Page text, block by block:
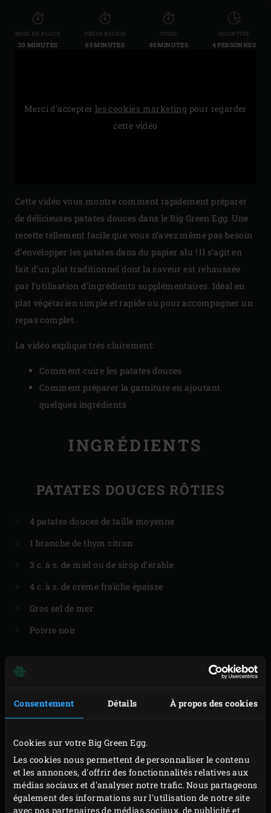
Consentement Détails À propos des cookies
Cookies sur votre Big Green Egg.
Les cookies nous permettent de personnaliser le contenu
et les annonces, d'offrir des fonctionnalités relatives aux
médias sociaux et d'analyser notre trafic. Nous partageons
également des informations sur l'utilisation de notre site
avec nos partenaires de médias sociaux, de publicité et
MISE EN PLACE
20 MINUTES
PRÉPARATION
65 MINUTES
TOTAL
85 MINUTES
QUANTITÉ
4 PERSONNES
Merci d'accepter les cookies marketing pour regarder
cette vidéo
Cette vidéo vous montre comment rapidement préparer
de délicieuses patates douces dans le Big Green Egg. Une
recette tellement facile que vous n’avez même pas besoin
d’envelopper les patates dans du papier alu ! Il s’agit en
fait d’un plat traditionnel dont la saveur est rehaussée
par l’utilisation d’ingrédients supplémentaires. Idéal en
plat végétarien simple et rapide ou pour accompagner un
repas complet.
La vidéo explique très clairement:
Comment cuire les patates douces
Comment préparer la garniture en ajoutant
quelques ingrédients
INGRÉDIENTS
PATATES DOUCES RÔTIES
4 patates douces de taille moyenne
1 branche de thym citron
3 c. à s. de miel ou de sirop d’érable
4 c. à s. de crème fraîche épaisse
Gros sel de mer
Poivre noir
PRÉPARATION
ouvert 14 à 15 minutes. Dans l’intervalle, lavez les
patates douces.
Posez leconvEGGtoret la grille et rabattez le
couvercle de l’EGG. Faites chauffer à 190 °C.